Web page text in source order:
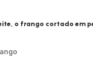
o frango cortado em